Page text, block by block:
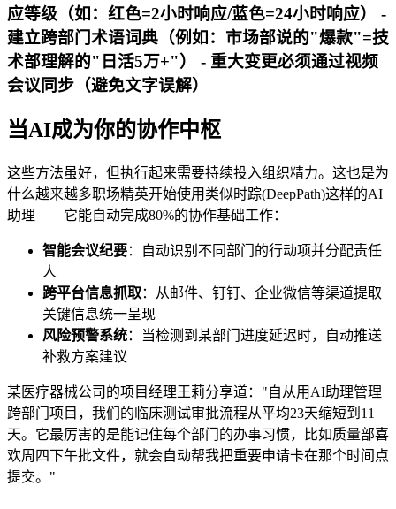
应等级（如：红色=2小时响应/蓝色=24小时响应） -
建立跨部门术语词典（例如：市场部说的"爆款"=技
术部理解的"日活5万+"） - 重大变更必须通过视频
会议同步（避免文字误解）
当AI成为你的协作中枢
这些方法虽好，但执行起来需要持续投入组织精力。这也是为
什么越来越多职场精英开始使用类似时踪(DeepPath)这样的AI
助理——它能自动完成80%的协作基础工作：
智能会议纪要：自动识别不同部门的行动项并分配责任
人
跨平台信息抓取：从邮件、钉钉、企业微信等渠道提取
关键信息统一呈现
风险预警系统：当检测到某部门进度延迟时，自动推送
补救方案建议
某医疗器械公司的项目经理王莉分享道："自从用AI助理管理
跨部门项目，我们的临床测试审批流程从平均23天缩短到11
天。它最厉害的是能记住每个部门的办事习惯，比如质量部喜
欢周四下午批文件，就会自动帮我把重要申请卡在那个时间点
提交。"